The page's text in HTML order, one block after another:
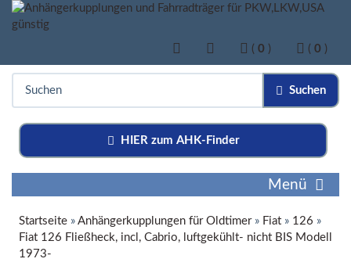
( 0 ) ( 0 )
Suchen
HIER zum AHK-Finder
Menü
Startseite » Anhängerkupplungen für Oldtimer» Fiat » 126 »
Fiat 126 Fließheck, incl, Cabrio, luftgekühlt- nicht BIS Modell
1973-